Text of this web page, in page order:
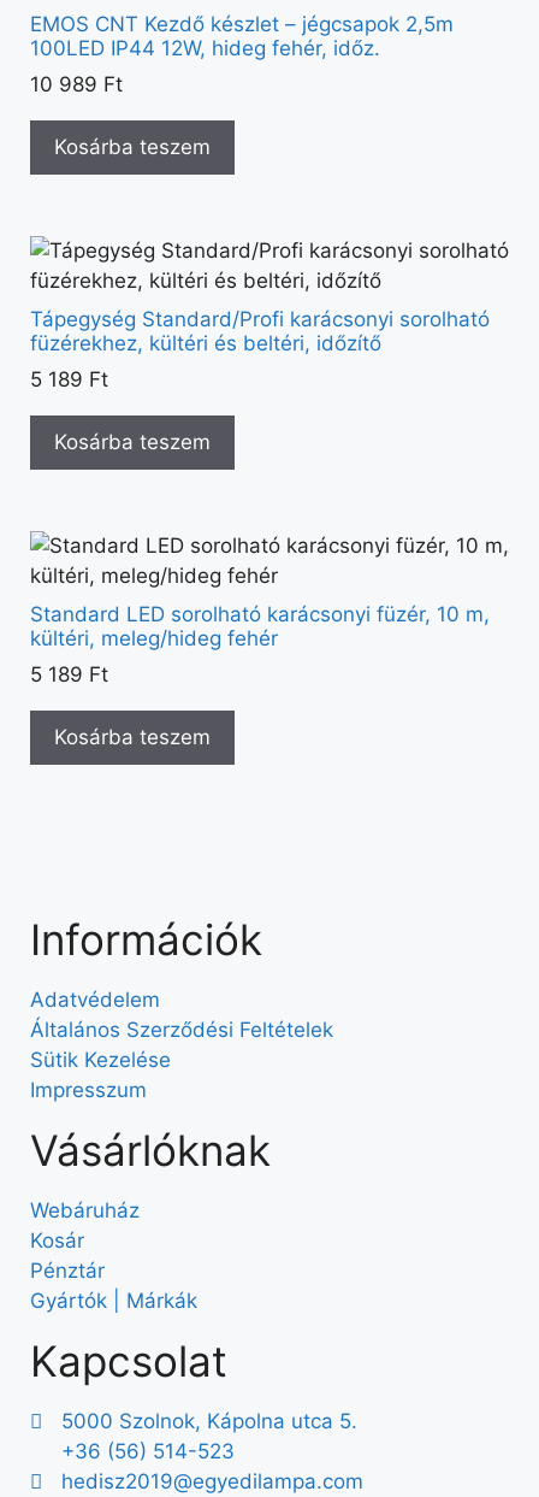
EMOS CNT Kezdő készlet – jégcsapok 2,5m
100LED IP44 12W, hideg fehér, időz.
10 989 Ft
Kosárba teszem
Tápegység Standard/Profi karácsonyi sorolható
füzérekhez, kültéri és beltéri, időzítő
5 189 Ft
Kosárba teszem
Standard LED sorolható karácsonyi füzér, 10 m,
kültéri, meleg/hideg fehér
5 189 Ft
Kosárba teszem
Információk
Adatvédelem
Általános Szerződési Feltételek
Sütik Kezelése
Impresszum
Vásárlóknak
Webáruház
Kosár
Pénztár
Gyártók | Márkák
Kapcsolat
5000 Szolnok, Kápolna utca 5.
+36 (56) 514-523
hedisz2019@egyedilampa.com